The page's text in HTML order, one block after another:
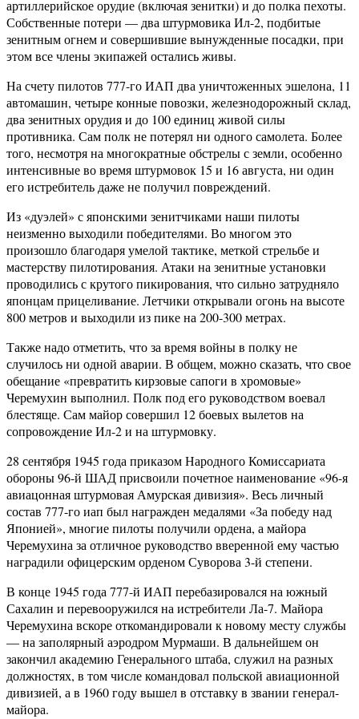
артиллерийское орудие (включая зенитки) и до полка пехоты.
Собственные потери — два штурмовика Ил-2, подбитые
зенитным огнем и совершившие вынужденные посадки, при
этом все члены экипажей остались живы.
На счету пилотов 777-го ИАП два уничтоженных эшелона, 11
автомашин, четыре конные повозки, железнодорожный склад,
два зенитных орудия и до 100 единиц живой силы
противника. Сам полк не потерял ни одного самолета. Более
того, несмотря на многократные обстрелы с земли, особенно
интенсивные во время штурмовок 15 и 16 августа, ни один
его истребитель даже не получил повреждений.
Из «дуэлей» с японскими зенитчиками наши пилоты
неизменно выходили победителями. Во многом это
произошло благодаря умелой тактике, меткой стрельбе и
мастерству пилотирования. Атаки на зенитные установки
проводились с крутого пикирования, что сильно затрудняло
японцам прицеливание. Летчики открывали огонь на высоте
800 метров и выходили из пике на 200-300 метрах.
Также надо отметить, что за время войны в полку не
случилось ни одной аварии. В общем, можно сказать, что свое
обещание «превратить кирзовые сапоги в хромовые»
Черемухин выполнил. Полк под его руководством воевал
блестяще. Сам майор совершил 12 боевых вылетов на
сопровождение Ил-2 и на штурмовку.
28 сентября 1945 года приказом Народного Комиссариата
обороны 96-й ШАД присвоили почетное наименование «96-я
авиацонная штурмовая Амурская дивизия». Весь личный
состав 777-го иап был награжден медалями «За победу над
Японией», многие пилоты получили ордена, а майора
Черемухина за отличное руководство вверенной ему частью
наградили офицерским орденом Суворова 3-й степени.
В конце 1945 года 777-й ИАП перебазировался на южный
Сахалин и перевооружился на истребители Ла-7. Майора
Черемухина вскоре откомандировали к новому месту службы
— на заполярный аэродром Мурмаши. В дальнейшем он
закончил академию Генерального штаба, служил на разных
должностях, в том числе командовал польской авиационной
дивизией, а в 1960 году вышел в отставку в звании генерал-
майора.